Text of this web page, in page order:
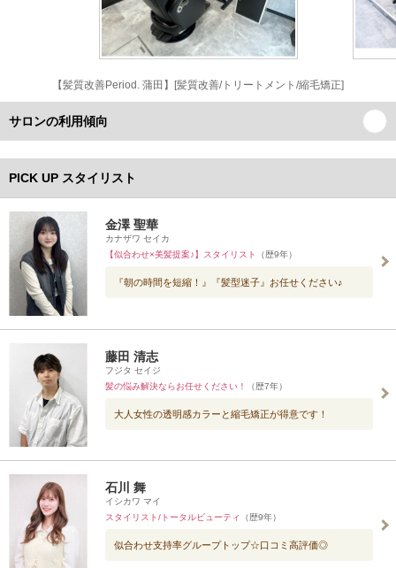
【髪質改善Period. 蒲田】[髪質改善/トリートメント/縮毛矯正]
サロンの利用傾向
PICK UP スタイリスト
金澤 聖華
カナザワ セイカ
【似合わせ×美髪提案♪】スタイリスト
（歴9年）
『朝の時間を短縮！』『髪型迷子』お任せください♪
藤田 清志
フジタ セイジ
髪の悩み解決ならお任せください！
（歴7年）
大人女性の透明感カラーと縮毛矯正が得意です！
石川 舞
イシカワ マイ
スタイリスト/トータルビューティ
（歴9年）
似合わせ支持率グループトップ☆口コミ高評価◎